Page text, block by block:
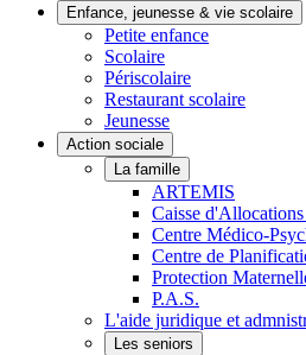
Enfance, jeunesse & vie scolaire
Petite enfance
Scolaire
Périscolaire
Restaurant scolaire
Jeunesse
Action sociale
La famille
ARTEMIS
Caisse
Centre Médico-
Centre de
Protection
P.A.S.
L'aide juridique et
Les seniors